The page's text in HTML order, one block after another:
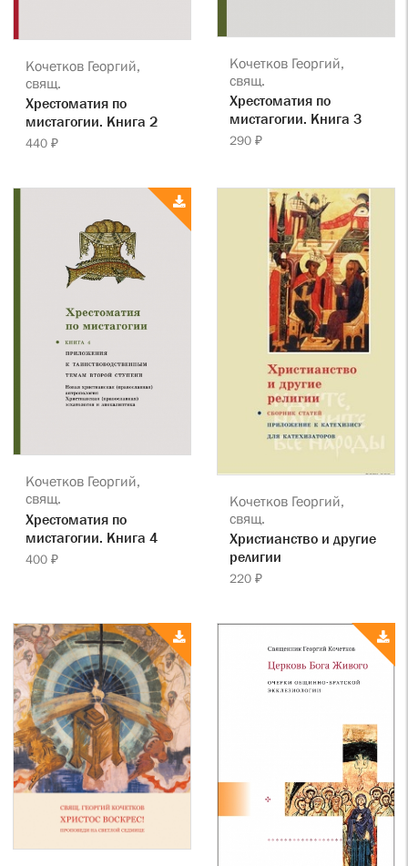
Кочетков Георгий,
свящ.
Хрестоматия по
мистагогии. Книга 2
440 ₽
Кочетков Георгий,
свящ.
Хрестоматия по
мистагогии. Книга 3
290 ₽
Кочетков Георгий,
свящ.
Хрестоматия по
мистагогии. Книга 4
400 ₽
Кочетков Георгий,
свящ.
Христианство и другие
религии
220 ₽